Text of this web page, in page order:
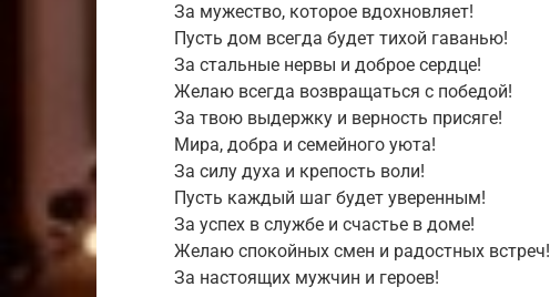
За мужество, которое вдохновляет!
Пусть дом всегда будет тихой гаванью!
За стальные нервы и доброе сердце!
Желаю всегда возвращаться с победой!
За твою выдержку и верность присяге!
Мира, добра и семейного уюта!
За силу духа и крепость воли!
Пусть каждый шаг будет уверенным!
За успех в службе и счастье в доме!
Желаю спокойных смен и радостных встреч!
За настоящих мужчин и героев!